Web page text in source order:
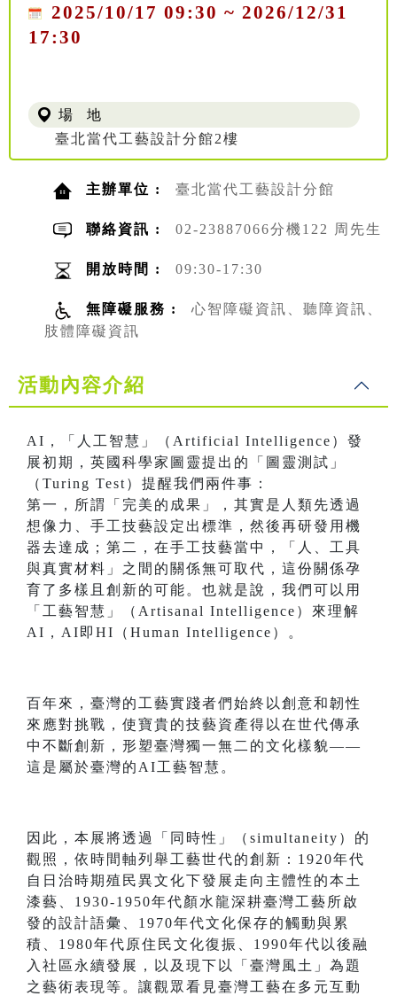
2025/10/17 09:30 ~ 2026/12/31
17:30
場 地
臺北當代工藝設計分館2樓
主辦單位 : 臺北當代工藝設計分館
聯絡資訊 : 02-23887066分機122 周先生
開放時間 : 09:30-17:30
無障礙服務 :
心智障礙資訊、聽障資訊、
肢體障礙資訊
活動內容介紹
AI，「人工智慧」（Artificial Intelligence）發
展初期，英國科學家圖靈提出的「圖靈測試」
（Turing Test）提醒我們兩件事：
第一，所謂「完美的成果」，其實是人類先透過
想像力、手工技藝設定出標準，然後再研發用機
器去達成；第二，在手工技藝當中，「人、工具
與真實材料」之間的關係無可取代，這份關係孕
育了多樣且創新的可能。也就是說，我們可以用
「工藝智慧」（Artisanal Intelligence）來理解
AI，AI即HI（Human Intelligence）。
百年來，臺灣的工藝實踐者們始終以創意和韌性
來應對挑戰，使寶貴的技藝資產得以在世代傳承
中不斷創新，形塑臺灣獨一無二的文化樣貌——
這是屬於臺灣的AI工藝智慧。
因此，本展將透過「同時性」（simultaneity）的
觀照，依時間軸列舉工藝世代的創新：1920年代
自日治時期殖民異文化下發展走向主體性的本土
漆藝、1930-1950年代顏水龍深耕臺灣工藝所啟
發的設計語彙、1970年代文化保存的觸動與累
積、1980年代原住民文化復振、1990年代以後融
入社區永續發展，以及現下以「臺灣風土」為題
之藝術表現等。讓觀眾看見臺灣工藝在多元互動